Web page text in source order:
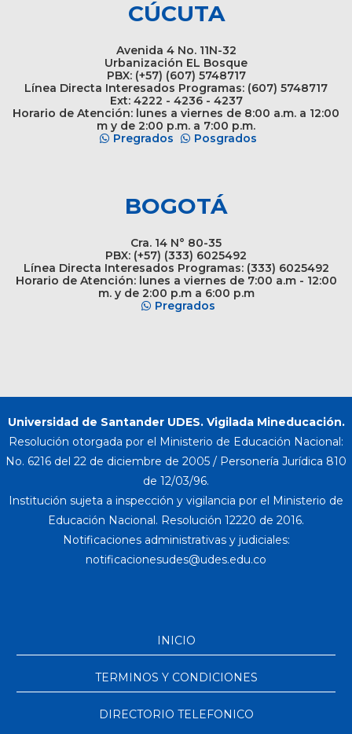
CÚCUTA
Avenida 4 No. 11N-32
Urbanización EL Bosque
PBX: (+57) (607) 5748717
Línea Directa Interesados Programas: (607) 5748717
Ext: 4222 - 4236 - 4237
Horario de Atención: lunes a viernes de 8:00 a.m. a 12:00
m y de 2:00 p.m. a 7:00 p.m.
Pregrados
Posgrados
BOGOTÁ
Cra. 14 N° 80-35
PBX: (+57) (333) 6025492
Línea Directa Interesados Programas: (333) 6025492
Horario de Atención: lunes a viernes de 7:00 a.m - 12:00
m. y de 2:00 p.m a 6:00 p.m
Pregrados
Universidad de Santander UDES. Vigilada Mineducación.
Resolución otorgada por el Ministerio de Educación Nacional:
No. 6216 del 22 de diciembre de 2005 / Personería Jurídica 810
de 12/03/96.
Institución sujeta a inspección y vigilancia por el Ministerio de
Educación Nacional. Resolución 12220 de 2016.
Notificaciones administrativas y judiciales:
INICIO
TERMINOS Y CONDICIONES
DIRECTORIO TELEFONICO